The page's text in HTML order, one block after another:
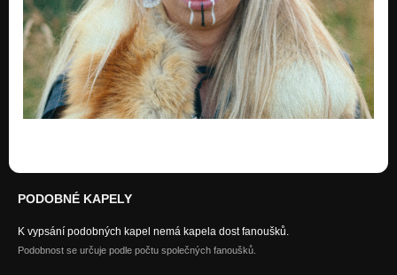
PODOBNÉ KAPELY
K vypsání podobných kapel nemá kapela dost fanoušků.
Podobnost se určuje podle počtu společných fanoušků.